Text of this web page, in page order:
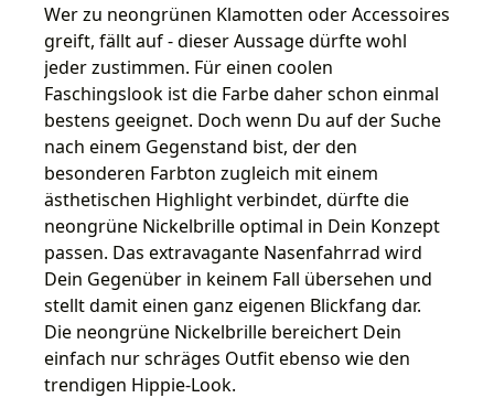
Wer zu neongrünen Klamotten oder Accessoires
greift, fällt auf - dieser Aussage dürfte wohl
jeder zustimmen. Für einen coolen
Faschingslook ist die Farbe daher schon einmal
bestens geeignet. Doch wenn Du auf der Suche
nach einem Gegenstand bist, der den
besonderen Farbton zugleich mit einem
ästhetischen Highlight verbindet, dürfte die
neongrüne Nickelbrille optimal in Dein Konzept
passen. Das extravagante Nasenfahrrad wird
Dein Gegenüber in keinem Fall übersehen und
stellt damit einen ganz eigenen Blickfang dar.
Die neongrüne Nickelbrille bereichert Dein
einfach nur schräges Outfit ebenso wie den
trendigen Hippie-Look.